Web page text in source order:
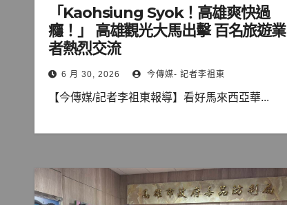
「Kaohsiung Syok！高雄爽快過
癮！」 高雄觀光大馬出擊 百名旅遊業
者熱烈交流
6 月 30, 2026 今傳媒- 記者李祖東
【今傳媒/記者李祖東報導】看好馬來西亞華...